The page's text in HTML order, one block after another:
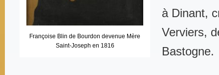
Françoise Blin de Bourdon devenue Mère
Saint-Joseph en 1816
à Dinant,
Verviers,
Bastogne.